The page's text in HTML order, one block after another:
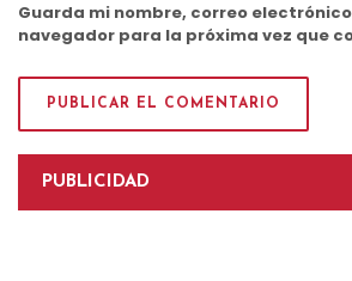
Guarda mi nombre, correo
navegador para la próxima vez que
PUBLICIDAD